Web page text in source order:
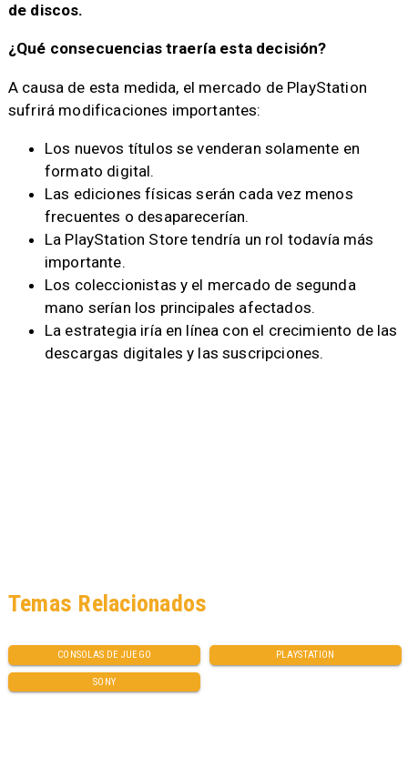
de discos.
¿Qué consecuencias traería esta decisión?
A causa de esta medida, el mercado de PlayStation
sufrirá modificaciones importantes:​
Los nuevos títulos se venderan solamente en
formato digital.
Las ediciones físicas serán cada vez menos
frecuentes o desaparecerían.
La PlayStation Store tendría un rol todavía más
importante.
Los coleccionistas y el mercado de segunda
mano serían los principales afectados.
La estrategia iría en línea con el crecimiento de las
descargas digitales y las suscripciones.
CONSOLAS DE JUEGO PLAYSTATION
SONY
Temas Relacionados